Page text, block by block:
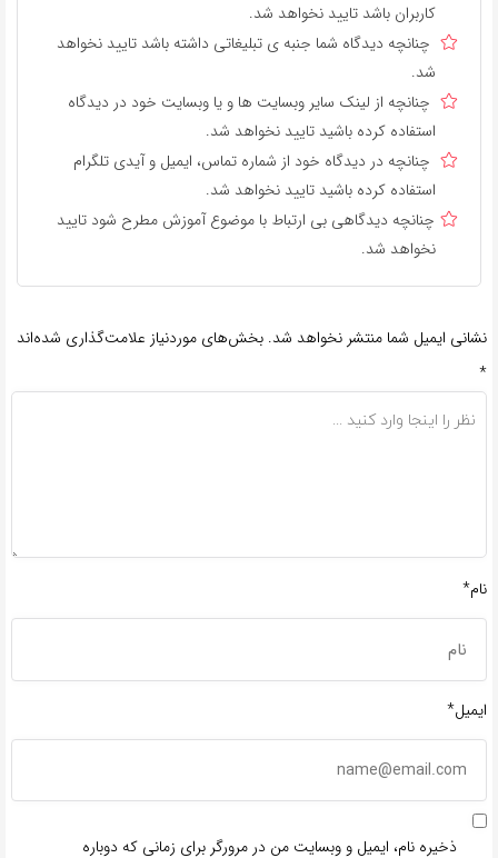
کاربران باشد تایید نخواهد شد.
چنانچه دیدگاه شما جنبه ی تبلیغاتی داشته باشد تایید نخواهد
شد.
چنانچه از لینک سایر وبسایت ها و یا وبسایت خود در دیدگاه
استفاده کرده باشید تایید نخواهد شد.
چنانچه در دیدگاه خود از شماره تماس، ایمیل و آیدی تلگرام
استفاده کرده باشید تایید نخواهد شد.
چنانچه دیدگاهی بی ارتباط با موضوع آموزش مطرح شود تایید
نخواهد شد.
نشانی ایمیل شما منتشر نخواهد شد. بخش‌های موردنیاز علامت‌گذاری شده‌اند
*
نام*
ایمیل*
ذخیره نام، ایمیل و وبسایت من در مرورگر برای زمانی که دوباره